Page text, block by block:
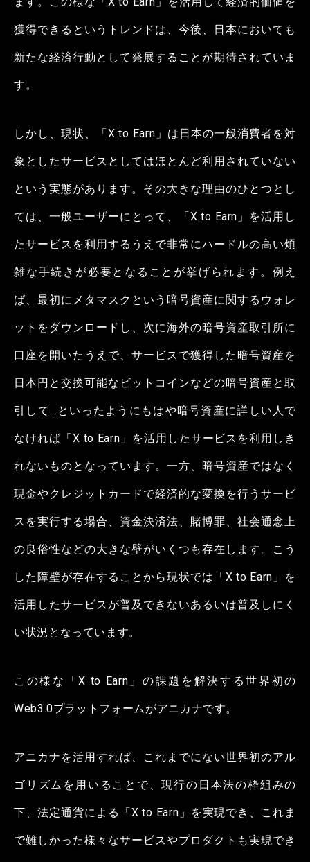
獲得できるというトレンドは、今後、日本においても
新たな経済行動として発展することが期待されていま
す。
しかし、現状、「X to Earn」は日本の一般消費者を対
象としたサービスとしてはほとんど利用されていない
という実態があります。その大きな理由のひとつとし
ては、一般ユーザーにとって、「X to Earn」を活用し
たサービスを利用するうえで非常にハードルの高い煩
雑な手続きが必要となることが挙げられます。例え
ば、最初にメタマスクという暗号資産に関するウォレ
ットをダウンロードし、次に海外の暗号資産取引所に
口座を開いたうえで、サービスで獲得した暗号資産を
日本円と交換可能なビットコインなどの暗号資産と取
引して…といったようにもはや暗号資産に詳しい人で
なければ「X to Earn」を活用したサービスを利用しき
れないものとなっています。一方、暗号資産ではなく
現金やクレジットカードで経済的な変換を行うサービ
スを実行する場合、資金決済法、賭博罪、社会通念上
の良俗性などの大きな壁がいくつも存在します。こう
した障壁が存在することから現状では「X to Earn」を
活用したサービスが普及できないあるいは普及しにく
い状況となっています。
この様な「X to Earn」の課題を解決する世界初の
Web3.0プラットフォームがアニカナです。
アニカナを活用すれば、これまでにない世界初のアル
ゴリズムを用いることで、現行の日本法の枠組みの
下、法定通貨による「X to Earn」を実現でき、これま
で難しかった様々なサービスやプロダクトも実現でき